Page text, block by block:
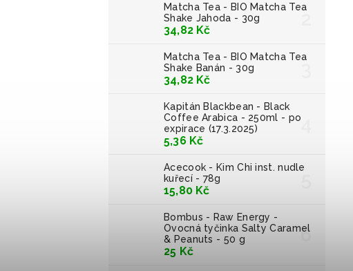
Matcha Tea - BIO Matcha Tea
Shake Jahoda - 30g
34,82 Kč
Matcha Tea - BIO Matcha Tea
Shake Banán - 30g
34,82 Kč
Kapitán Blackbean - Black
Coffee Arabica - 250ml - po
expirace (17.3.2025)
5,36 Kč
Acecook - Kim Chi inst. nudle
kuřecí - 78g
15,80 Kč
Bombus - Raw Energy -
Ovocná tyčinka Salty Caramel
& Peanuts - 50 g
25 Kč